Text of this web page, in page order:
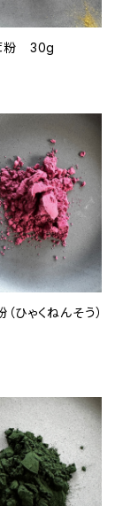
粉 30g
ひゃくねんそう）